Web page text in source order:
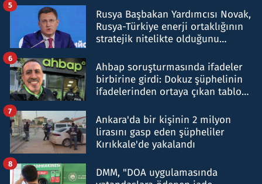
Rusya Başbakan Yardımcısı Novak,
Rusya-Türkiye enerji ortaklığının
stratejik nitelikte olduğunu
5
Ahbap soruşturmasında ifadeler
birbirine girdi: Dokuz şüphelinin
ifadelerinden ortaya çıkan tablo
6
Ankara'da bir kişinin 2 milyon
lirasını gasp eden şüpheliler
Kırıkkale'de yakalandı
7
DMM, "DOA uygulamasında
8